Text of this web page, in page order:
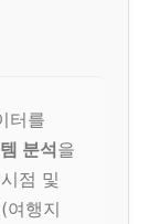
터를
분석을
점 및
여행지